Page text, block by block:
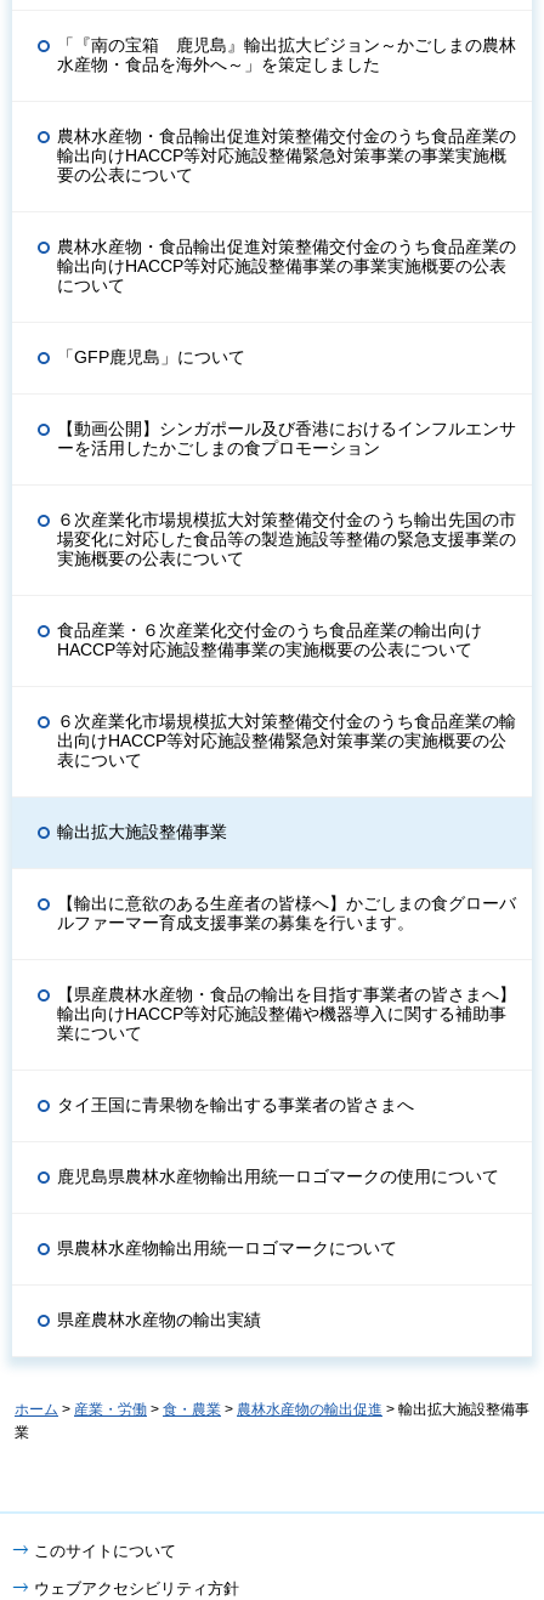
「『南の宝箱 鹿児島』輸出拡大ビジョン～かごしまの農林
水産物・食品を海外へ～」を策定しました
農林水産物・食品輸出促進対策整備交付金のうち食品産業の
輸出向けHACCP等対応施設整備緊急対策事業の事業実施概
要の公表について
農林水産物・食品輸出促進対策整備交付金のうち食品産業の
輸出向けHACCP等対応施設整備事業の事業実施概要の公表
について
「GFP鹿児島」について
【動画公開】シンガポール及び香港におけるインフルエンサ
ーを活用したかごしまの食プロモーション
６次産業化市場規模拡大対策整備交付金のうち輸出先国の市
場変化に対応した食品等の製造施設等整備の緊急支援事業の
実施概要の公表について
食品産業・６次産業化交付金のうち⾷品産業の輸出向け
HACCP等対応施設整備事業の実施概要の公表について
６次産業化市場規模拡大対策整備交付金のうち⾷品産業の輸
出向けHACCP等対応施設整備緊急対策事業の実施概要の公
表について
輸出拡大施設整備事業
【輸出に意欲のある生産者の皆様へ】かごしまの食グローバ
ルファーマー育成支援事業の募集を行います。
【県産農林水産物・食品の輸出を目指す事業者の皆さまへ】
輸出向けHACCP等対応施設整備や機器導入に関する補助事
業について
タイ王国に青果物を輸出する事業者の皆さまへ
鹿児島県農林水産物輸出用統一ロゴマークの使用について
県農林水産物輸出用統一ロゴマークについて
県産農林水産物の輸出実績
ホーム > 産業・労働 > 食・農業 > 農林水産物の輸出促進 > 輸出拡大施設整備事
業
このサイトについて
ウェブアクセシビリティ方針